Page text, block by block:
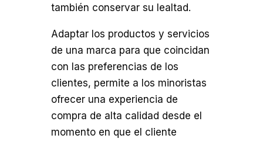
también conservar su lealtad.
Adaptar los productos y servicios
de una marca para que coincidan
con las preferencias de los
clientes, permite a los minoristas
ofrecer una experiencia de
compra de alta calidad desde el
momento en que el cliente